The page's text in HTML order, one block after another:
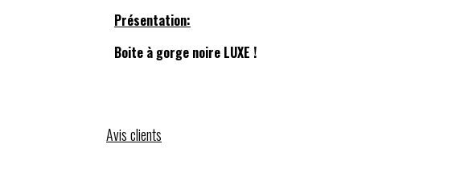
Présentation:
Boite à gorge noire LUXE !
Avis clients